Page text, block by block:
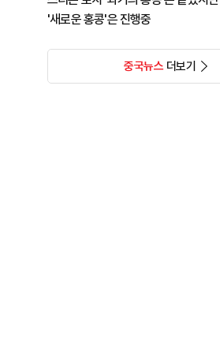
'새로운 홍콩'은 진행중
중국뉴스더보기